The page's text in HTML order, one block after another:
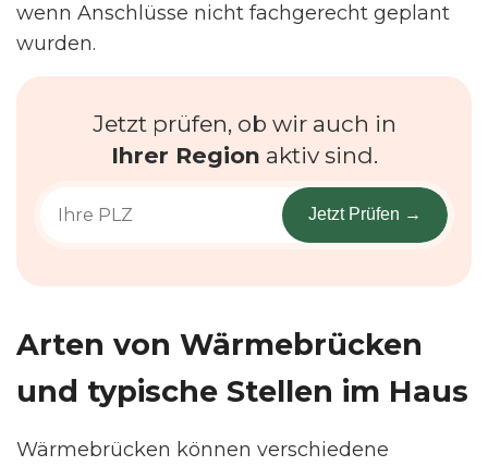
wenn Anschlüsse nicht fachgerecht geplant
wurden.
Jetzt prüfen, ob wir auch in
Ihrer Region aktiv sind.
Jetzt Prüfen →
Arten von Wärmebrücken
und typische Stellen im Haus
Wärmebrücken können verschiedene